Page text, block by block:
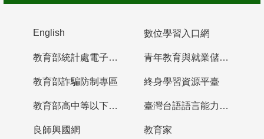
English 數位學習入口網
教育部統計處電子書櫃 青年教育與就業儲蓄帳戶
教育部詐騙防制專區 終身學習資源平臺
教育部高中等以下學校及幼兒園教師資格檢定考試 臺灣台語語言能力認證網站
良師興國網
教育家